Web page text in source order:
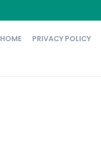
HOME PRIVACY POLICY